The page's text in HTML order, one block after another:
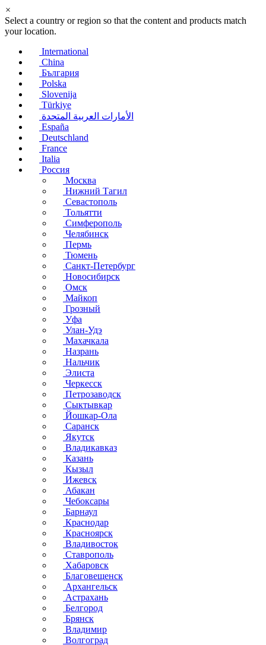
×
Select a country or region so that the content and products match
your location.
International
China
България
Polska
Slovenija
Türkiye
الأمارات العربية المتحدة
España
Deutschland
France
Italia
Россия
Москва
Нижний Тагил
Севастополь
Тольятти
Симферополь
Челябинск
Пермь
Тюмень
Санкт-Петербург
Новосибирск
Омск
Майкоп
Грозный
Уфа
Улан-Удэ
Махачкала
Назрань
Нальчик
Элиста
Черкесск
Петрозаводск
Сыктывкар
Йошкар-Ола
Саранск
Якутск
Владикавказ
Казань
Кызыл
Ижевск
Абакан
Чебоксары
Барнаул
Краснодар
Красноярск
Владивосток
Ставрополь
Хабаровск
Благовещенск
Архангельск
Астрахань
Белгород
Брянск
Владимир
Волгоград